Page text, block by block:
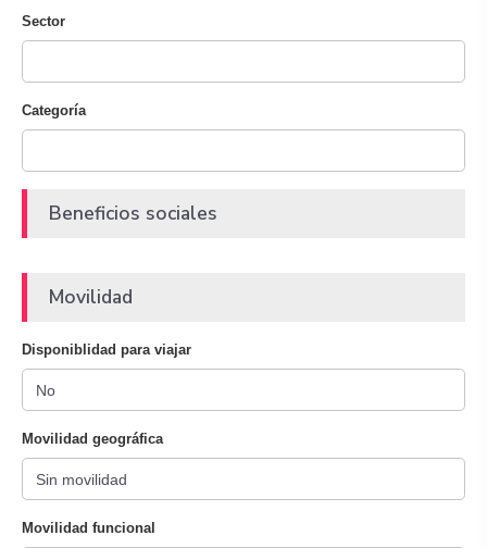
Sector
Categoría
Beneficios sociales
Movilidad
Disponiblidad para viajar
Movilidad geográfica
Movilidad funcional